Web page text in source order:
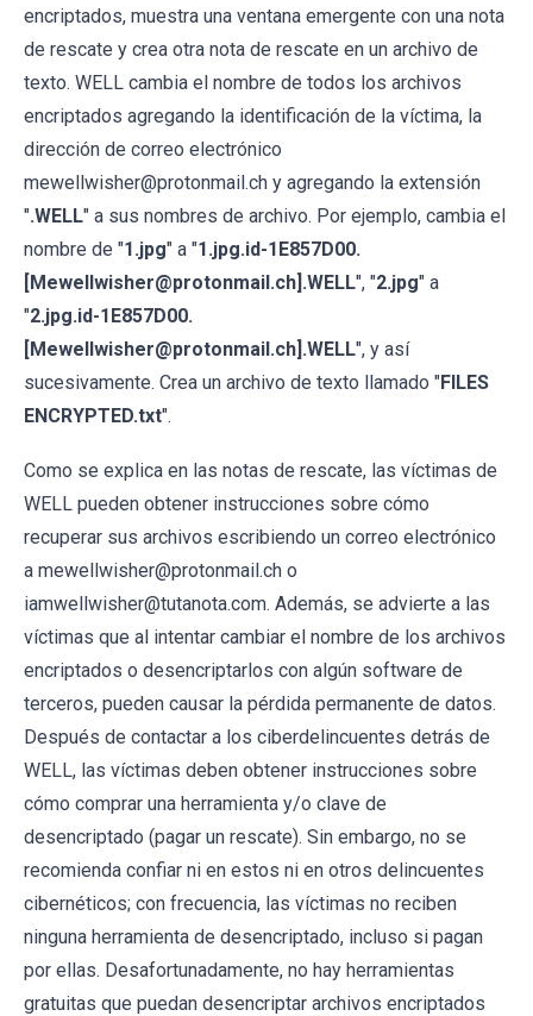
encriptados, muestra una ventana emergente con una nota
de rescate y crea otra nota de rescate en un archivo de
texto. WELL cambia el nombre de todos los archivos
encriptados agregando la identificación de la víctima, la
dirección de correo electrónico
mewellwisher@protonmail.ch y agregando la extensión
".WELL" a sus nombres de archivo. Por ejemplo, cambia el
nombre de "1.jpg" a "1.jpg.id-1E857D00.
[Mewellwisher@protonmail.ch].WELL", "2.jpg" a
"2.jpg.id-1E857D00.
[Mewellwisher@protonmail.ch].WELL", y así
sucesivamente. Crea un archivo de texto llamado "FILES
ENCRYPTED.txt".
Como se explica en las notas de rescate, las víctimas de
WELL pueden obtener instrucciones sobre cómo
recuperar sus archivos escribiendo un correo electrónico
a mewellwisher@protonmail.ch o
iamwellwisher@tutanota.com. Además, se advierte a las
víctimas que al intentar cambiar el nombre de los archivos
encriptados o desencriptarlos con algún software de
terceros, pueden causar la pérdida permanente de datos.
Después de contactar a los ciberdelincuentes detrás de
WELL, las víctimas deben obtener instrucciones sobre
cómo comprar una herramienta y/o clave de
desencriptado (pagar un rescate). Sin embargo, no se
recomienda confiar ni en estos ni en otros delincuentes
cibernéticos; con frecuencia, las víctimas no reciben
ninguna herramienta de desencriptado, incluso si pagan
por ellas. Desafortunadamente, no hay herramientas
gratuitas que puedan desencriptar archivos encriptados